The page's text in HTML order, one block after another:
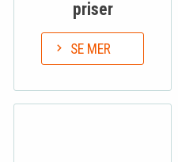
priser
SE MER